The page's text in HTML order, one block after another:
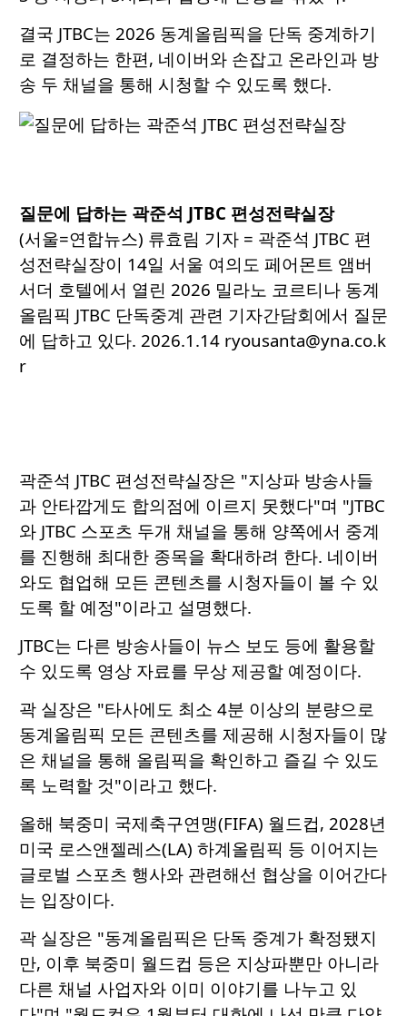
결국 JTBC는 2026 동계올림픽을 단독 중계하기
로 결정하는 한편, 네이버와 손잡고 온라인과 방
송 두 채널을 통해 시청할 수 있도록 했다.
질문에 답하는 곽준석 JTBC 편성전략실장
(서울=연합뉴스) 류효림 기자 = 곽준석 JTBC 편
성전략실장이 14일 서울 여의도 페어몬트 앰버
서더 호텔에서 열린 2026 밀라노 코르티나 동계
올림픽 JTBC 단독중계 관련 기자간담회에서 질문
에 답하고 있다. 2026.1.14 ryousanta@yna.co.k
r
곽준석 JTBC 편성전략실장은 "지상파 방송사들
과 안타깝게도 합의점에 이르지 못했다"며 "JTBC
와 JTBC 스포츠 두개 채널을 통해 양쪽에서 중계
를 진행해 최대한 종목을 확대하려 한다. 네이버
와도 협업해 모든 콘텐츠를 시청자들이 볼 수 있
도록 할 예정"이라고 설명했다.
JTBC는 다른 방송사들이 뉴스 보도 등에 활용할
수 있도록 영상 자료를 무상 제공할 예정이다.
곽 실장은 "타사에도 최소 4분 이상의 분량으로
동계올림픽 모든 콘텐츠를 제공해 시청자들이 많
은 채널을 통해 올림픽을 확인하고 즐길 수 있도
록 노력할 것"이라고 했다.
올해 북중미 국제축구연맹(FIFA) 월드컵, 2028년
미국 로스앤젤레스(LA) 하계올림픽 등 이어지는
글로벌 스포츠 행사와 관련해선 협상을 이어간다
는 입장이다.
곽 실장은 "동계올림픽은 단독 중계가 확정됐지
만, 이후 북중미 월드컵 등은 지상파뿐만 아니라
다른 채널 사업자와 이미 이야기를 나누고 있